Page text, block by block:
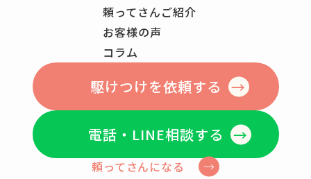
頼ってさんご紹介
お客様の声
コラム
駆けつけを依頼する
電話・LINE相談する
頼ってさんになる